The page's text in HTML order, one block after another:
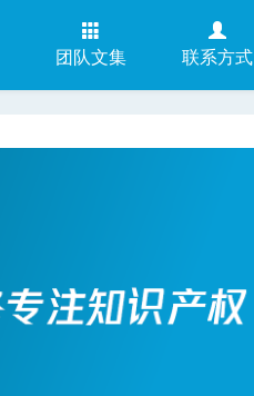
团队文集 联系方式